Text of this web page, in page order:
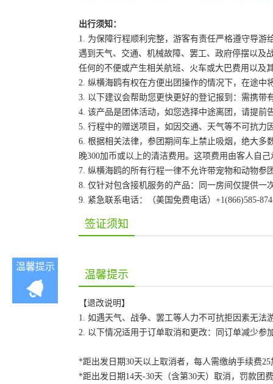
出行须知：
1. 为保障行程顺利完整，游客有责任严格遵守导
遇到天气、交通、机械故障、罢工、政府停摆以及
任何的不便或产生相关航班、火车或大巴费用以及
2. 纵横海鸥有权在方便出团操作的情况下，在途
3. 以下建议会帮助您更快更好的登记报到：需携
4. 该产品是团体活动，如您选择中途离团，请提
5. 行程中的赠送项目，如因交通、天气等不可抗
6. 根据相关法律，参团期间车上禁止吸烟，绝大
晚300加币或以上的清洁费用。这项费用由客人自
7. 纵横海鸥的所有行程一律不允许带宠物和动物参
8. 仅针对包含接机服务的产品：同一房间仅提供
9. 紧急联系电话：（美国免费电话）+1(866)585-
签证须知
温馨提示
温馨提示
【退改说明】
1. 如遇天气、战争、罢工等人力不可抗拒因素无
2. 以下情况适用于订单取消和更改：同订单减少
*距出发日期30天以上取消者，每人需缴纳手续费
*距出发日期14天-30天（含第30天）取消，罚款团